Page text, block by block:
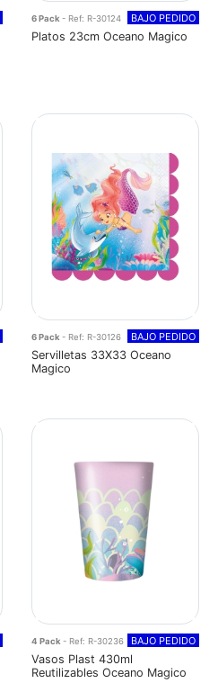
6 Pack- Ref: R-30124 BAJO PEDIDO
Platos 23cm Oceano Magico
6 Pack - Ref: R-30126 BAJO PEDIDO
Servilletas 33X33 Oceano
Magico
4 Pack- Ref: R-30236 BAJO PEDIDO
Vasos Plast 430ml
Reutilizables Oceano Magico